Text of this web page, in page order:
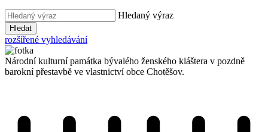
Hledaný výraz
Hledat
rozšířené vyhledávání
Národní kulturní památka bývalého ženského kláštera v pozdně
barokní přestavbě ve vlastnictví obce Chotěšov.